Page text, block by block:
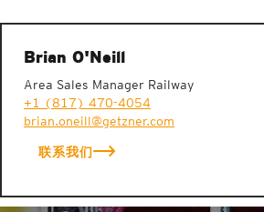
Brian O'Neill
Area Sales Manager Railway
+1 (817) 470-4054
brian.oneill@getzner.com
联系我们